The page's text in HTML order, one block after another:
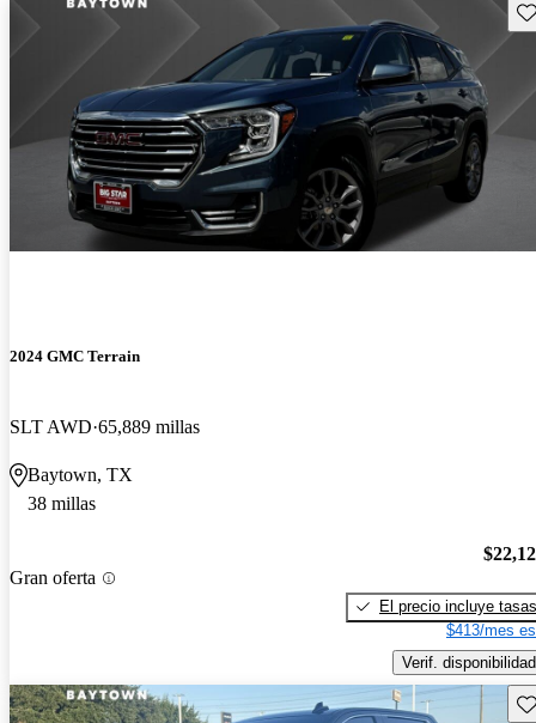
2024 GMC Terrain
SLT AWD 65,889 millas
Baytown, TX
38 millas
Gran oferta
El precio incluye tasas
$413/mes
Verif. disponibilidad